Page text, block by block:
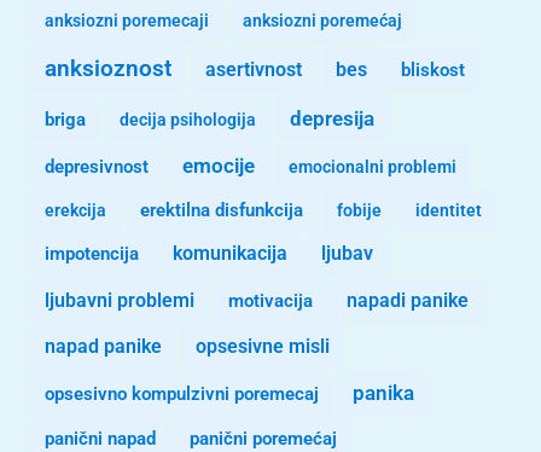
anksiozni poremecaji anksiozni poremećaj
anksioznost asertivnost bes bliskost
briga decija psihologija depresija
depresivnost emocije emocionalni problemi
erekcija erektilna disfunkcija fobije identitet
impotencija komunikacija ljubav
ljubavni problemi motivacija napadi panike
napad panike opsesivne misli
opsesivno kompulzivni poremecaj panika
panični napad panični poremećaj